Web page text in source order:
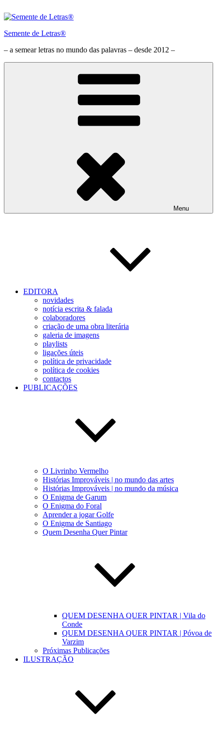
para
conteúdo
Semente de Letras®
– a semear letras no mundo das palavras – desde 2012 –
Menu
EDITORA
novidades
notícia escrita & falada
colaboradores
criação de uma obra literária
galeria de imagens
playlists
ligações úteis
política de privacidade
política de cookies
contactos
PUBLICAÇÕES
O Livrinho Vermelho
Histórias Improváveis | no mundo das artes
Histórias Improváveis | no mundo da música
O Enigma de Garum
O Enigma do Foral
Aprender a jogar Golfe
O Enigma de Santiago
Quem Desenha Quer Pintar
QUEM DESENHA QUER PINTAR | Vila do
Conde
QUEM DESENHA QUER PINTAR | Póvoa de
Varzim
Próximas Publicações
ILUSTRAÇÃO